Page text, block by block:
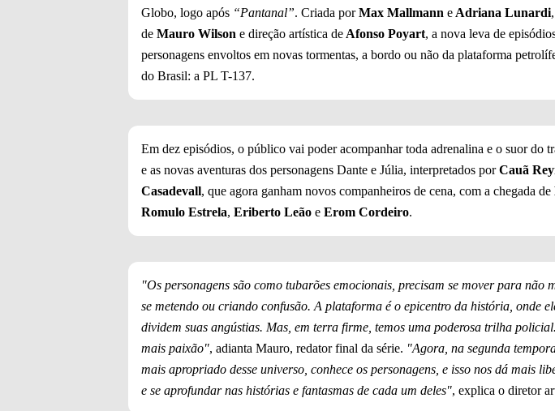
Globo, logo após “Pantanal”. Criada porMax Mallmann e Adriana Lunardi
de Mauro Wilson e direção artística de Afonso Poyart, a nova leva de
personagens envoltos em novas tormentas, a bordo ou não da plataforma
do Brasil: a PL T-137.
Em dez episódios, o público vai poder acompanhar toda adrenalina e o suor do
e as novas aventuras dos personagens Dante e Júlia, interpretados porCauã
Casadevall, que agora ganham novos companheiros de cena, com a chegada de
Romulo Estrela, Eriberto Leão e Erom Cordeiro.
"Os personagens são como tubarões emocionais, precisam se mover para não
se metendo ou criando confusão. A plataforma é o epicentro da história, onde
dividem suas angústias. Mas, em terra firme, temos uma poderosa trilha
mais paixão", adianta Mauro, redator final da série. "Agora, na segunda
mais apropriado desse universo, conhece os personagens, e isso nos dá mais
e se aprofundar nas histórias e fantasmas de cada um deles", explica o diretor